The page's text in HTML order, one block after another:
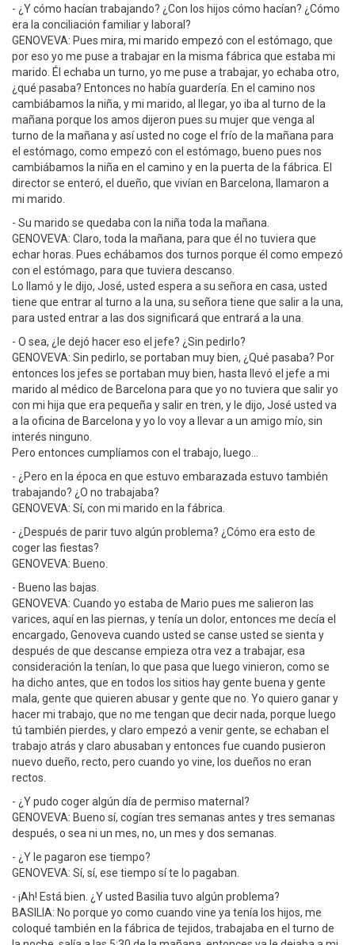
- ¿Y cómo hacían trabajando? ¿Con los hijos cómo hacían? ¿Cómo
era la conciliación familiar y laboral?
GENOVEVA: Pues mira, mi marido empezó con el estómago, que
por eso yo me puse a trabajar en la misma fábrica que estaba mi
marido. Él echaba un turno, yo me puse a trabajar, yo echaba otro,
¿qué pasaba? Entonces no había guardería. En el camino nos
cambiábamos la niña, y mi marido, al llegar, yo iba al turno de la
mañana porque los amos dijeron pues su mujer que venga al
turno de la mañana y así usted no coge el frío de la mañana para
el estómago, como empezó con el estómago, bueno pues nos
cambiábamos la niña en el camino y en la puerta de la fábrica. El
director se enteró, el dueño, que vivían en Barcelona, llamaron a
mi marido.
- Su marido se quedaba con la niña toda la mañana.
GENOVEVA: Claro, toda la mañana, para que él no tuviera que
echar horas. Pues echábamos dos turnos porque él como empezó
con el estómago, para que tuviera descanso.
Lo llamó y le dijo, José, usted espera a su señora en casa, usted
tiene que entrar al turno a la una, su señora tiene que salir a la una,
para usted entrar a las dos significará que entrará a la una.
- O sea, ¿le dejó hacer eso el jefe? ¿Sin pedirlo?
GENOVEVA: Sin pedirlo, se portaban muy bien, ¿Qué pasaba? Por
entonces los jefes se portaban muy bien, hasta llevó el jefe a mi
marido al médico de Barcelona para que yo no tuviera que salir yo
con mi hija que era pequeña y salir en tren, y le dijo, José usted va
a la oficina de Barcelona y yo lo voy a llevar a un amigo mío, sin
interés ninguno.
Pero entonces cumplíamos con el trabajo, luego...
- ¿Pero en la época en que estuvo embarazada estuvo también
trabajando? ¿O no trabajaba?
GENOVEVA: Sí, con mi marido en la fábrica.
- ¿Después de parir tuvo algún problema? ¿Cómo era esto de
coger las fiestas?
GENOVEVA: Bueno.
- Bueno las bajas.
GENOVEVA: Cuando yo estaba de Mario pues me salieron las
varices, aquí en las piernas, y tenía un dolor, entonces me decía el
encargado, Genoveva cuando usted se canse usted se sienta y
después de que descanse empieza otra vez a trabajar, esa
consideración la tenían, lo que pasa que luego vinieron, como se
ha dicho antes, que en todos los sitios hay gente buena y gente
mala, gente que quieren abusar y gente que no. Yo quiero ganar y
hacer mi trabajo, que no me tengan que decir nada, porque luego
tú también pierdes, y claro empezó a venir gente, se echaban el
trabajo atrás y claro abusaban y entonces fue cuando pusieron
nuevo dueño, recto, pero cuando yo vine, los dueños no eran
rectos.
- ¿Y pudo coger algún día de permiso maternal?
GENOVEVA: Bueno sí, cogían tres semanas antes y tres semanas
después, o sea ni un mes, no, un mes y dos semanas.
- ¿Y le pagaron ese tiempo?
GENOVEVA: Sí, sí, ese tiempo sí te lo pagaban.
- ¡Ah! Está bien. ¿Y usted Basilia tuvo algún problema?
BASILIA: No porque yo como cuando vine ya tenía los hijos, me
coloqué también en la fábrica de tejidos, trabajaba en el turno de